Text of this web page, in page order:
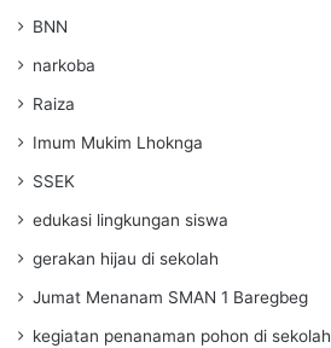
BNN
narkoba
Raiza
Imum Mukim Lhoknga
SSEK
edukasi lingkungan siswa
gerakan hijau di sekolah
Jumat Menanam SMAN 1 Baregbeg
kegiatan penanaman pohon di sekolah